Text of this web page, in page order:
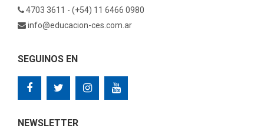
4703 3611 - (+54) 11 6466 0980
info@educacion-ces.com.ar
SEGUINOS EN
NEWSLETTER